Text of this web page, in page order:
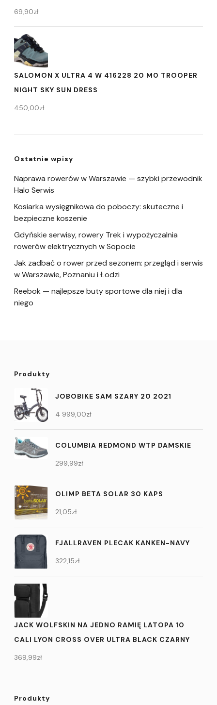
69,90zł
SALOMON X ULTRA 4 W 416228 20 M0 TROOPER
NIGHT SKY SUN DRESS
450,00zł
Ostatnie wpisy
Naprawa rowerów w Warszawie — szybki przewodnik
Halo Serwis
Kosiarka wysięgnikowa do poboczy: skuteczne i
bezpieczne koszenie
Gdyńskie serwisy, rowery Trek i wypożyczalnia
rowerów elektrycznych w Sopocie
Jak zadbać o rower przed sezonem: przegląd i serwis
w Warszawie, Poznaniu i Łodzi
Reebok — najlepsze buty sportowe dla niej i dla
niego
Produkty
JOBOBIKE SAM SZARY 20 2021
4 999,00zł
COLUMBIA REDMOND WTP DAMSKIE
299,99zł
OLIMP BETA SOLAR 30 KAPS
21,05zł
FJALLRAVEN PLECAK KANKEN-NAVY
322,15zł
JACK WOLFSKIN NA JEDNO RAMIĘ LATOPA 10
CALI LYON CROSS OVER ULTRA BLACK CZARNY
369,99zł
Produkty